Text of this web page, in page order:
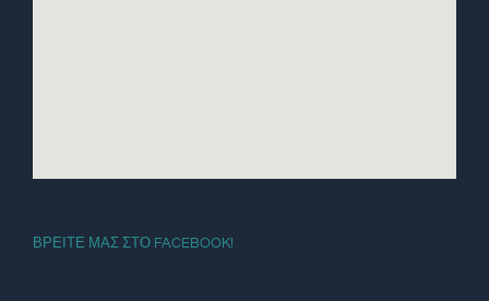
ΒΡΕΙΤΕ ΜΑΣ ΣΤΟ FACEBOOK!